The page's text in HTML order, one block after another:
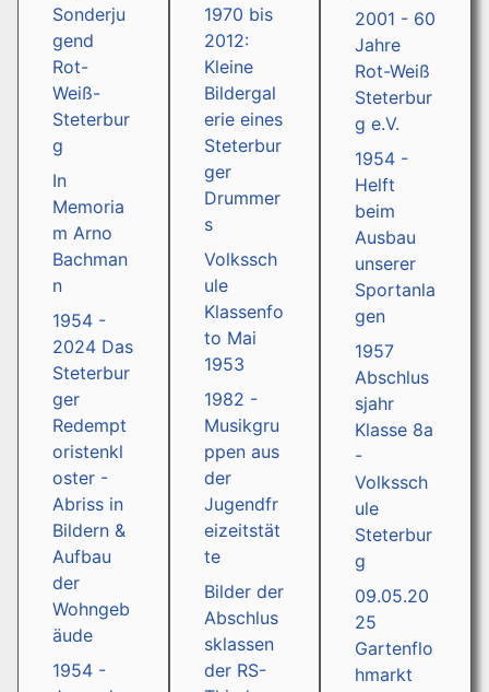
Sonderju
gend
Rot-
Weiß-
Steterbur
g
In
Memoria
m Arno
Bachman
n
1954 -
2024 Das
Steterbur
ger
Redempt
oristenkl
oster -
Abriss in
Bildern &
Aufbau
der
Wohngeb
äude
1954 -
1970 bis
2012:
Kleine
Bildergal
erie eines
Steterbur
ger
Drummer
s
Volkssch
ule
Klassenfo
to Mai
1953
1982 -
Musikgru
ppen aus
der
Jugendfr
eizeitstät
te
Bilder der
Abschlus
sklassen
der RS-
2001 - 60
Jahre
Rot-Weiß
Steterbur
g e.V.
1954 -
Helft
beim
Ausbau
unserer
Sportanla
gen
1957
Abschlus
sjahr
Klasse 8a
-
Volkssch
ule
Steterbur
g
09.05.20
25
Gartenflo
hmarkt